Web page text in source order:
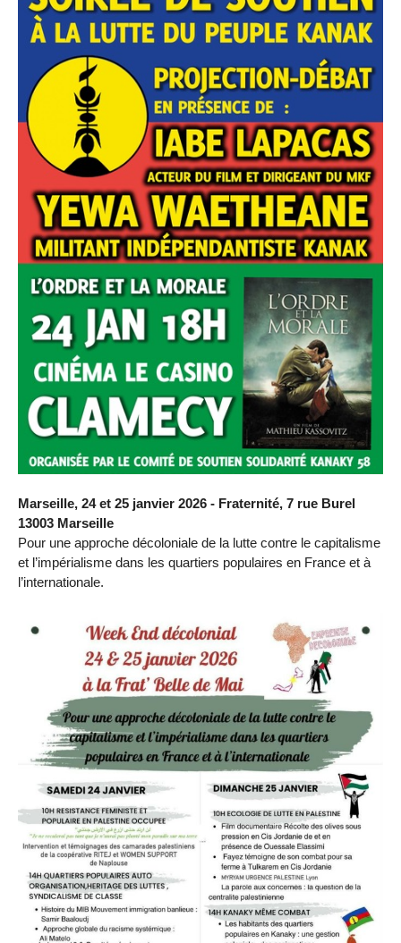
Marseille, 24 et 25 janvier 2026 - Fraternité, 7 rue Burel
13003 Marseille
Pour une approche décoloniale de la lutte contre le capitalisme
et l’impérialisme dans les quartiers populaires en France et à
l’internationale.